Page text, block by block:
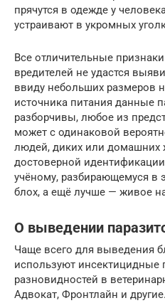
прячутся в одежде у
устраивают в укромных
Все отличительные
вредителей не удастся
ввиду небольших размеров
источника питания данные
разборчивы, любое из
может с одинаковой
людей, диких или домашних
достоверной
учёному, разбирающемуся в
блох, а ещё лучше — живое
О выведении
Чаще всего для выведения
используют инсектицидные
разновидностей в
Адвокат, Фронтлайн и